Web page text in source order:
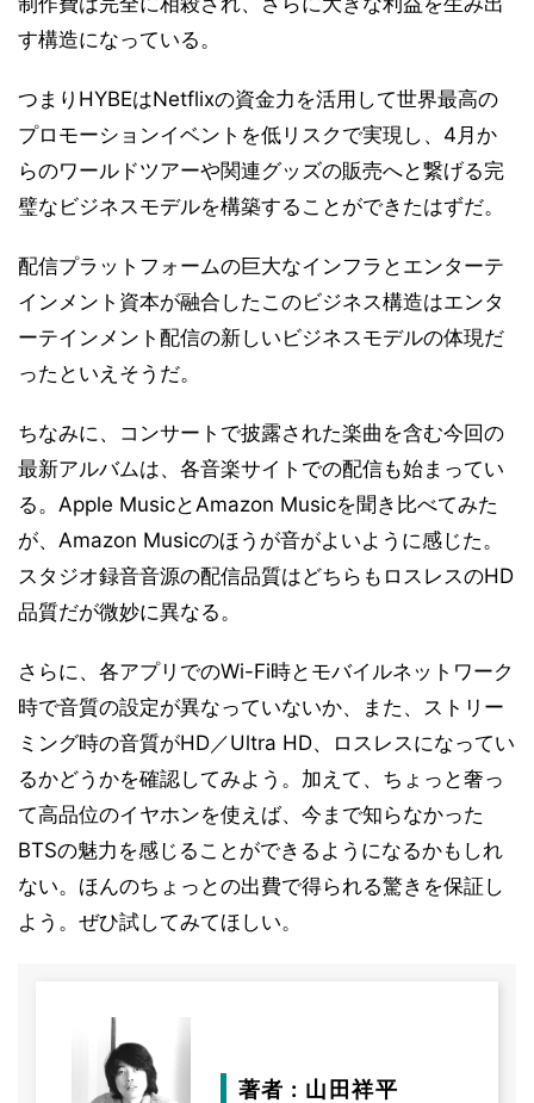
す構造になっている。
つまりHYBEはNetflixの資金力を活用して世界最高の
プロモーションイベントを低リスクで実現し、4月か
らのワールドツアーや関連グッズの販売へと繋げる完
璧なビジネスモデルを構築することができたはずだ。
配信プラットフォームの巨大なインフラとエンターテ
インメント資本が融合したこのビジネス構造はエンタ
ーテインメント配信の新しいビジネスモデルの体現だ
ったといえそうだ。
ちなみに、コンサートで披露された楽曲を含む今回の
最新アルバムは、各音楽サイトでの配信も始まってい
る。Apple MusicとAmazon Musicを聞き比べてみた
が、Amazon Musicのほうが音がよいように感じた。
スタジオ録音音源の配信品質はどちらもロスレスのHD
品質だが微妙に異なる。
さらに、各アプリでのWi-Fi時とモバイルネットワーク
時で音質の設定が異なっていないか、また、ストリー
ミング時の音質がHD／Ultra HD、ロスレスになってい
るかどうかを確認してみよう。加えて、ちょっと奢っ
て高品位のイヤホンを使えば、今まで知らなかった
BTSの魅力を感じることができるようになるかもしれ
ない。ほんのちょっとの出費で得られる驚きを保証し
よう。ぜひ試してみてほしい。
著者 : 山田祥平